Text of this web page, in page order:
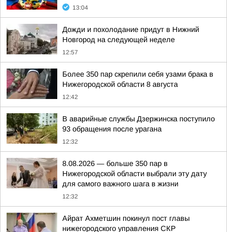
13:04
Дожди и похолодание придут в Нижний
Новгород на следующей неделе
12:57
Более 350 пар скрепили себя узами брака в
Нижегородской области 8 августа
12:42
В аварийные службы Дзержинска поступило
93 обращения после урагана
12:32
8.08.2026 — больше 350 пар в
Нижегородской области выбрали эту дату
для самого важного шага в жизни
12:32
Айрат Ахметшин покинул пост главы
нижегородского управления СКР